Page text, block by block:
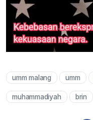
umm malang umm
muhammadiyah brin